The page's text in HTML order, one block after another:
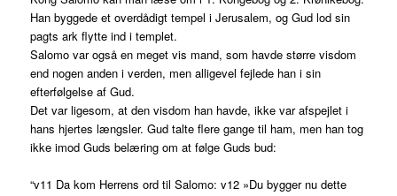
Han byggede et overdådigt tempel i Jerusalem, og Gud lod sin
pagts ark flytte ind i templet.
Salomo var også en meget vis mand, som havde større visdom
end nogen anden i verden, men alligevel fejlede han i sin
efterfølgelse af Gud.
Det var ligesom, at den visdom han havde, ikke var afspejlet i
hans hjertes længsler. Gud talte flere gange til ham, men han tog
ikke imod Guds belæring om at følge Guds bud:
“v11 Da kom Herrens ord til Salomo: v12 »Du bygger nu dette